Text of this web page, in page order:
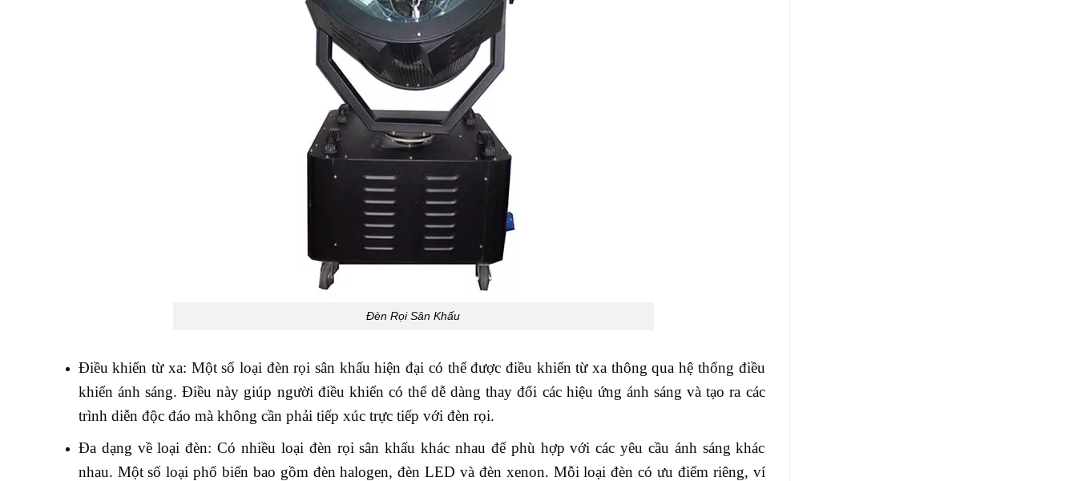
Đèn Rọi Sân Khấu
Điều khiển từ xa: Một số loại đèn rọi sân khấu hiện đại có thể được điều khiển từ xa thông qua hệ thống điều
khiển ánh sáng. Điều này giúp người điều khiển có thể dễ dàng thay đổi các hiệu ứng ánh sáng và tạo ra các
trình diễn độc đáo mà không cần phải tiếp xúc trực tiếp với đèn rọi.
Đa dạng về loại đèn: Có nhiều loại đèn rọi sân khấu khác nhau để phù hợp với các yêu cầu ánh sáng khác
nhau. Một số loại phổ biến bao gồm đèn halogen, đèn LED và đèn xenon. Mỗi loại đèn có ưu điểm riêng, ví